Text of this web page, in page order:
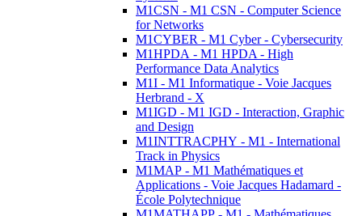
M1CSN - M1 CSN - Computer Science
for Networks
M1CYBER - M1 Cyber - Cybersecurity
M1HPDA - M1 HPDA - High
Performance Data Analytics
M1I - M1 Informatique - Voie Jacques
Herbrand - X
M1IGD - M1 IGD - Interaction, Graphic
and Design
M1INTTRACPHY - M1 - International
Track in Physics
M1MAP - M1 Mathématiques et
Applications - Voie Jacques Hadamard -
École Polytechnique